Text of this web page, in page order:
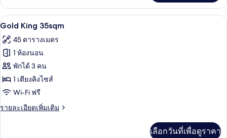
เกี่ยว
กับ
Bronze
27
sqm
เปิด
ภาพถ่าย
ทั้งหมด
ของ
Gold
King
35sqm
Gold King 35sqm | ผ้าปูที่นอนฝ้ายอียิ
10
Gold King 35sqm
45 ตารางเมตร
1 ห้องนอน
พักได้ 3 คน
1 เตียงคิงไซส์
Wi-Fi ฟรี
รายละเอียดเพิ่มเติม
ราย
เลือกวันที่เพื่อดูราคา